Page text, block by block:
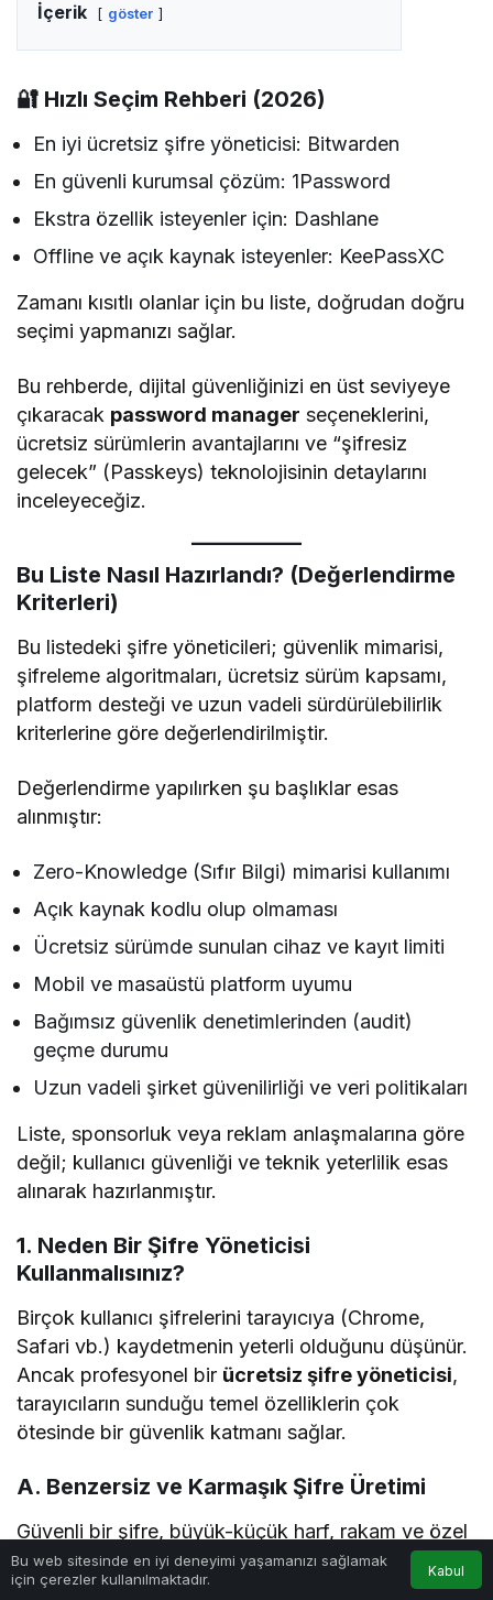
İçerik göster
🔐 Hızlı Seçim Rehberi (2026)
En iyi ücretsiz şifre yöneticisi: Bitwarden
En güvenli kurumsal çözüm: 1Password
Ekstra özellik isteyenler için: Dashlane
Offline ve açık kaynak isteyenler: KeePassXC
Zamanı kısıtlı olanlar için bu liste, doğrudan doğru
seçimi yapmanızı sağlar.
Bu rehberde, dijital güvenliğinizi en üst seviyeye
çıkaracak password manager seçeneklerini,
ücretsiz sürümlerin avantajlarını ve “şifresiz
gelecek” (Passkeys) teknolojisinin detaylarını
inceleyeceğiz.
Bu Liste Nasıl Hazırlandı? (Değerlendirme
Kriterleri)
Bu listedeki şifre yöneticileri; güvenlik mimarisi,
şifreleme algoritmaları, ücretsiz sürüm kapsamı,
platform desteği ve uzun vadeli sürdürülebilirlik
kriterlerine göre değerlendirilmiştir.
Değerlendirme yapılırken şu başlıklar esas
alınmıştır:
Zero-Knowledge (Sıfır Bilgi) mimarisi kullanımı
Açık kaynak kodlu olup olmaması
Ücretsiz sürümde sunulan cihaz ve kayıt limiti
Mobil ve masaüstü platform uyumu
Bağımsız güvenlik denetimlerinden (audit)
geçme durumu
Uzun vadeli şirket güvenilirliği ve veri politikaları
Liste, sponsorluk veya reklam anlaşmalarına göre
değil; kullanıcı güvenliği ve teknik yeterlilik esas
alınarak hazırlanmıştır.
1. Neden Bir Şifre Yöneticisi
Kullanmalısınız?
Birçok kullanıcı şifrelerini tarayıcıya (Chrome,
Safari vb.) kaydetmenin yeterli olduğunu düşünür.
Ancak profesyonel bir ücretsiz şifre yöneticisi,
tarayıcıların sunduğu temel özelliklerin çok
ötesinde bir güvenlik katmanı sağlar.
A. Benzersiz ve Karmaşık Şifre Üretimi
Güvenli bir şifre, büyük-küçük harf, rakam ve özel
karakterlerden oluşmalı ve en az 16 karakter
uzunluğunda olmalıdır. Bir insanın 150 farklı hesabı
Bu web sitesinde en iyi deneyimi yaşamanızı sağlamak
için çerezler kullanılmaktadır.
Kabul
Anasayfa Rehber